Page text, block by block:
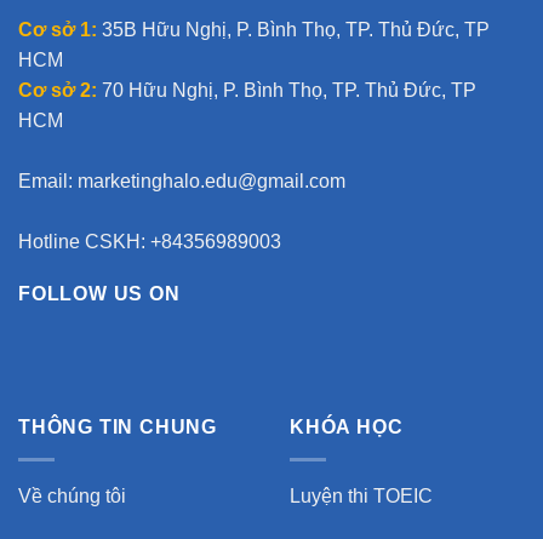
:
Cơ sở 1: 35B Hữu Nghị, P. Bình Thọ, TP. Thủ Đức, TP
HCM
Cơ sở 2: 70 Hữu Nghị, P. Bình Thọ, TP. Thủ Đức, TP
HCM
Email: marketinghalo.edu@gmail.com
Hotline CSKH: +84356989003
FOLLOW US ON
THÔNG TIN CHUNG
Về chúng tôi
KHÓA HỌC
Luyện thi TOEIC